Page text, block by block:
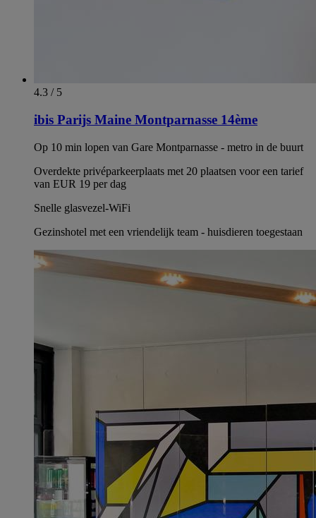
4.3 / 5
ibis Parijs Maine Montparnasse 14ème
Op 10 min lopen van Gare Montparnasse - metro in de buurt
Overdekte privéparkeerplaats met 20 plaatsen voor een tarief
van EUR 19 per dag
Snelle glasvezel-WiFi
Gezinshotel met een vriendelijk team - huisdieren toegestaan